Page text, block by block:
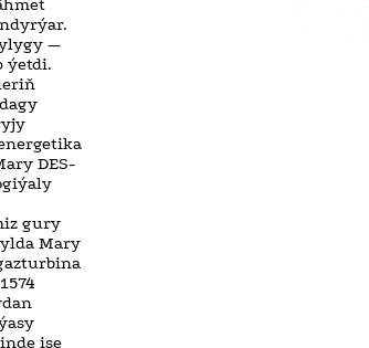
—
ýetdi.
DES-
gury
Mary
işe